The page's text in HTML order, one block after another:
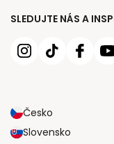
SLEDUJTE NÁS A
Česko
Slovensko